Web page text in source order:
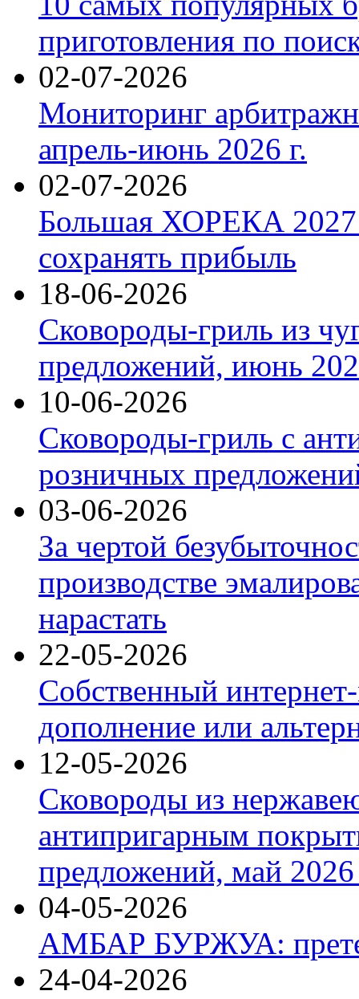
приготовления по
02-07-2026
Мониторинг
апрель-июнь 2026 г.
02-07-2026
Большая ХОРЕКА 2027:
сохранять прибыль
18-06-2026
Сковороды-гриль из
предложений, июнь
10-06-2026
Сковороды-гриль с
розничных
03-06-2026
За чертой
производстве
нарастать
22-05-2026
Собственный
дополнение или
12-05-2026
Сковороды из
антипригарным
предложений, май 2026
04-05-2026
АМБАР БУРЖУА:
24-04-2026